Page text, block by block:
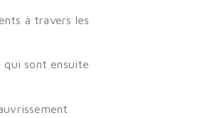
à travers les
qui sont ensuite